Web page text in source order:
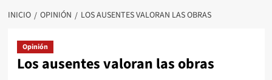
INICIO OPINIÓN LOS AUSENTES VALORAN LAS OBRAS
Opinión
Los ausentes valoran las obras